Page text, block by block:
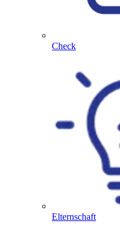
Check
Elternschaft